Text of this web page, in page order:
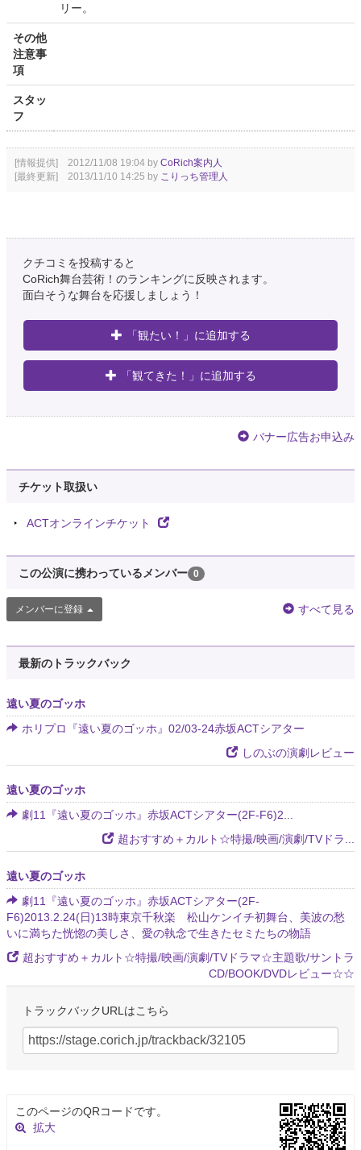
リー。
その他
注意事
項
スタッ
フ
[情報提供] 2012/11/08 19:04 by CoRich案内人
[最終更新] 2013/11/10 14:25 by こりっち管理人
クチコミを投稿すると
CoRich舞台芸術！のランキングに反映されます。
面白そうな舞台を応援しましょう！
「観たい！」に追加する
「観てきた！」に追加する
バナー広告お申込み
チケット取扱い
ACTオンラインチケット
この公演に携わっているメンバー 0
メンバーに登録 すべて見る
最新のトラックバック
遠い夏のゴッホ
ホリプロ『遠い夏のゴッホ』02/03-24赤坂ACTシアター
しのぶの演劇レビュー
遠い夏のゴッホ
劇11『遠い夏のゴッホ』赤坂ACTシアター(2F-F6)2...
超おすすめ＋カルト☆特撮/映画/演劇/TVドラ...
遠い夏のゴッホ
劇11『遠い夏のゴッホ』赤坂ACTシアター(2F-
F6)2013.2.24(日)13時東京千秋楽 松山ケンイチ初舞台、美波の愁
いに満ちた恍惚の美しさ、愛の執念で生きたセミたちの物語
超おすすめ＋カルト☆特撮/映画/演劇/TVドラマ☆主題歌/サントラ
CD/BOOK/DVDレビュー☆☆
トラックバックURLはこちら
このページのQRコードです。
拡大